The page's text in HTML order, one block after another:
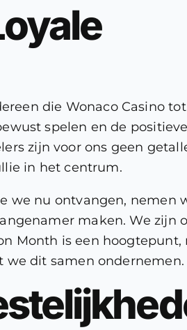
die Wonaco Casino
spelen en de
zijn voor ons geen
in het centrum.
we nu ontvangen, nemen
maken. We zijn
Month is een hoogtepunt,
we dit samen ondernemen.